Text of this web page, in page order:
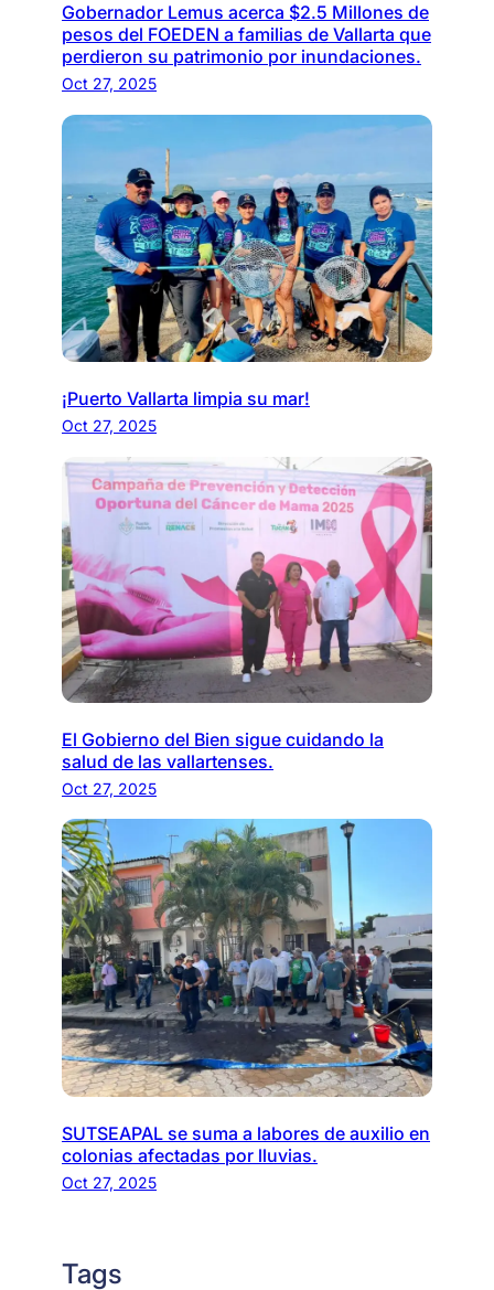
Gobernador Lemus acerca $2.5 Millones de
pesos del FOEDEN a familias de Vallarta que
perdieron su patrimonio por inundaciones.
Oct 27, 2025
¡Puerto Vallarta limpia su mar!
Oct 27, 2025
El Gobierno del Bien sigue cuidando la
salud de las vallartenses.
Oct 27, 2025
SUTSEAPAL se suma a labores de auxilio en
colonias afectadas por lluvias.
Oct 27, 2025
Tags